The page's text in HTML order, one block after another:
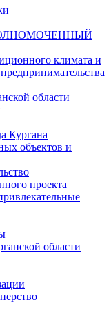
климата и
области
Кургана
объектов и
проекта
области